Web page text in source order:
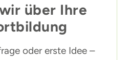
über Ihre
oder erste Idee –